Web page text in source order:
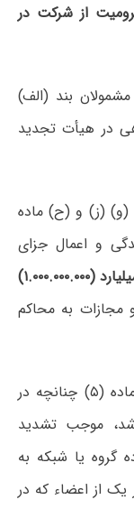
از شرکت در
بند (الف)
در هیأت تجدید
(و) (ز) و (ح) ماده
و اعمال جزای
از ده میلیون (۱۰.۰۰۰.۰۰۰) ریال تا یک میلیارد (۱.۰۰۰.۰۰۰.۰۰۰)
مجازات به محاکم
ارتکاب هر یک از اعمال موضوع ماده (۵) چنانچه در
موجب تشدید
گروه یا شبکه به
از اعضاء که در